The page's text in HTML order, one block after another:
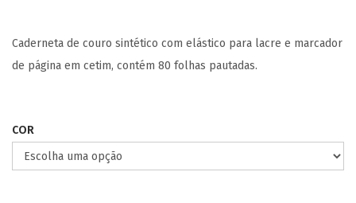
Caderneta de couro sintético com elástico para lacre e marcador
de página em cetim, contém 80 folhas pautadas.
COR